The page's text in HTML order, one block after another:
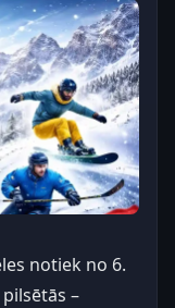
notiek no 6.
–